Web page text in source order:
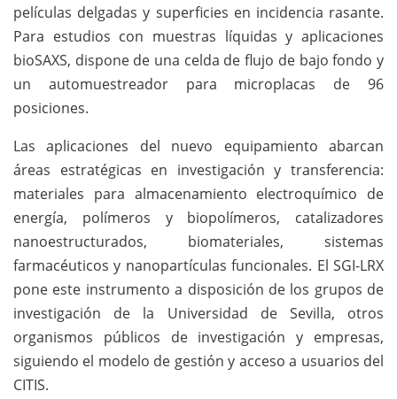
películas delgadas y superficies en incidencia rasante.
Para estudios con muestras líquidas y aplicaciones
bioSAXS, dispone de una celda de flujo de bajo fondo y
un automuestreador para microplacas de 96
posiciones.
Las aplicaciones del nuevo equipamiento abarcan
áreas estratégicas en investigación y transferencia:
materiales para almacenamiento electroquímico de
energía, polímeros y biopolímeros, catalizadores
nanoestructurados, biomateriales, sistemas
farmacéuticos y nanopartículas funcionales. El SGI-LRX
pone este instrumento a disposición de los grupos de
investigación de la Universidad de Sevilla, otros
organismos públicos de investigación y empresas,
siguiendo el modelo de gestión y acceso a usuarios del
CITIS.